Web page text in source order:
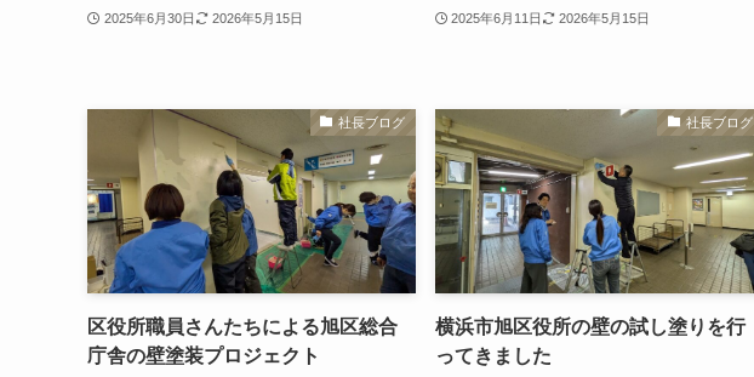
2025年6月30日 2026年5月15日 2025年6月11日 2026年5月15日
社長ブログ
区役所職員さんたちによる旭区総合
庁舎の壁塗装プロジェクト
社長ブログ
横浜市旭区役所の壁の試し塗りを行
ってきました